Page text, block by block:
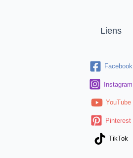
Liens
Facebook
Instagram
YouTube
Pinterest
TikTok